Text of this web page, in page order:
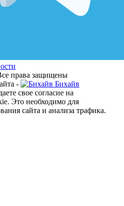
права защищены
-
Бихайв
свое согласие на
Это необходимо для
сайта и анализа трафика.